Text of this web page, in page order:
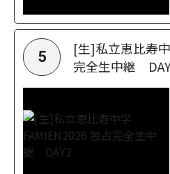
5
[生]私立恵比寿
完全生中継